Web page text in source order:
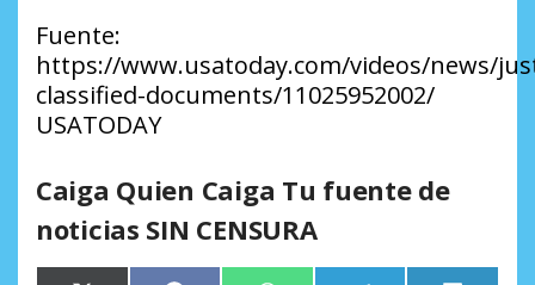
Fuente:
https://www.usatoday.com/videos/news/
classified-documents/11025952002/
USATODAY
Caiga Quien Caiga Tu fuente de
noticias SIN CENSURA